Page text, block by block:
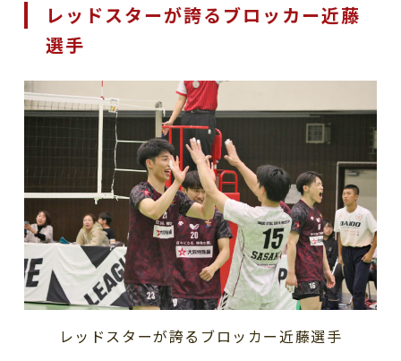
レッドスターが誇るブロッカー近藤
選手
レッドスターが誇るブロッカー近藤選手